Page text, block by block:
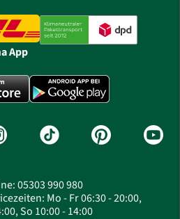
App
05303 990 980
Mo - Fr 06:30 - 20:00,
So 10:00 - 14:00